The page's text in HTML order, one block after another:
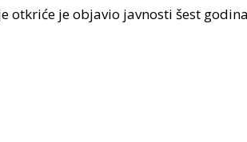
otkriće je objavio javnosti šest